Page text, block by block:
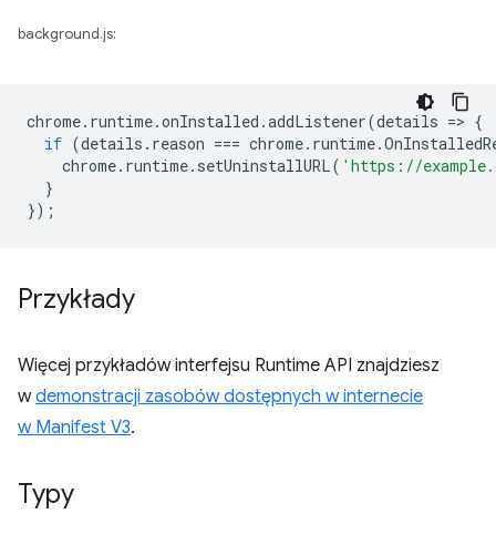
background.js:
chrome. runtime.onInstalled .addListener(details => {
if (details . reason === chrome. runtime.
chrome. runtime. setUninstallURL( 'https://
}
});
Przykłady
Więcej przykładów interfejsu Runtime API znajdziesz
wdemonstracji zasobów dostępnych w internecie
w Manifest V3.
Typy